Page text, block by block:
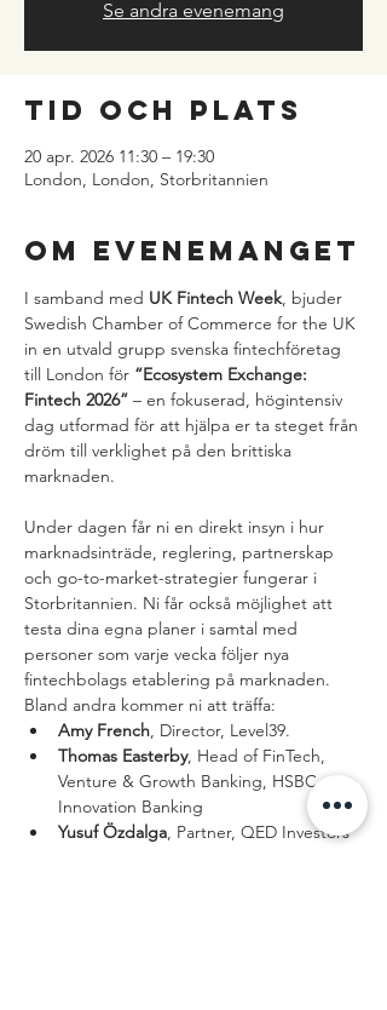
Se andra evenemang
Tid och plats
20 apr. 2026 11:30 – 19:30
London, London, Storbritannien
Om evenemanget
I samband med UK Fintech Week, bjuder
Swedish Chamber of Commerce for the UK
in en utvald grupp svenska fintechföretag
till London för “Ecosystem Exchange:
Fintech 2026” – en fokuserad, högintensiv
dag utformad för att hjälpa er ta steget från
dröm till verklighet på den brittiska
marknaden.
Under dagen får ni en direkt insyn i hur
marknadsinträde, reglering, partnerskap
och go-to-market-strategier fungerar i
Storbritannien. Ni får också möjlighet att
testa dina egna planer i samtal med
personer som varje vecka följer nya
fintechbolags etablering på marknaden.
Bland andra kommer ni att träffa:
Amy French, Director, Level39.
Thomas Easterby, Head of FinTech,
Venture & Growth Banking, HSBC
Innovation Banking
Yusuf Özdalga, Partner, QED Investors